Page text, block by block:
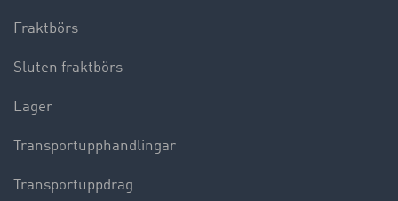
Fraktbörs
Sluten fraktbörs
Lager
Transportupphandlingar
Transportuppdrag